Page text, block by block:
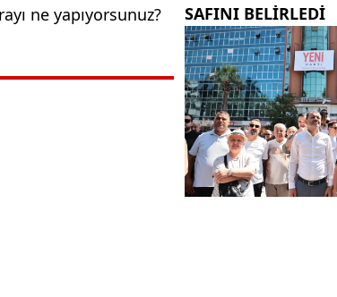
ne yapıyorsunuz?
SAFINI BELIRLEDI